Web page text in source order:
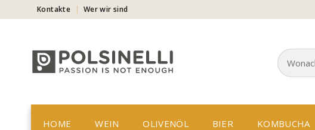
Kontakte Wer wir sind
HOME WEIN OLIVENÖL BIER KOMBUCHA